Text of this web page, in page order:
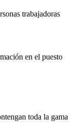
trabajadoras
en el puesto
toda la gama